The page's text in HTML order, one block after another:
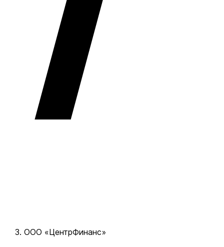
ООО «ЦентрФинанс»